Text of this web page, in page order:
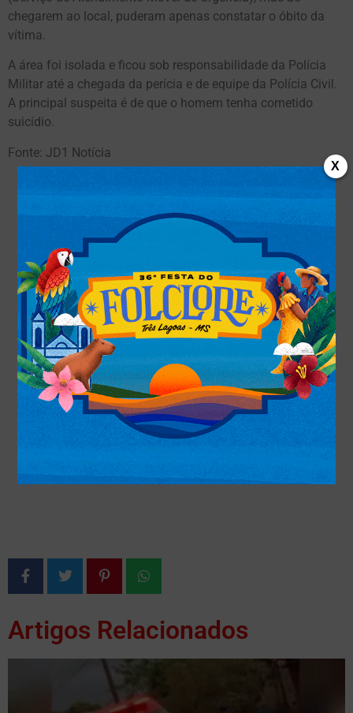
chegarem ao local, puderam apenas constatar o óbito da
vítima.
A área foi isolada e ficou sob responsabilidade da Polícia
Militar até a chegada da perícia e de equipe da Polícia Civil.
A principal suspeita é de que o homem tenha cometido
suicídio.
Fonte: JD1 Notícia
Artigos Relacionados
X